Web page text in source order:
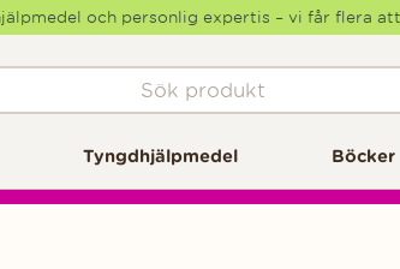
och personlig expertis – vi får flera
Tyngdhjälpmedel Böcker